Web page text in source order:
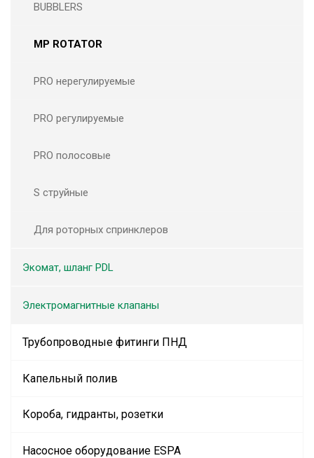
BUBBLERS
MP ROTATOR
PRO нерегулируемые
PRO регулируемые
PRO полосовые
S струйные
Для роторных спринклеров
Экомат, шланг PDL
Электромагнитные клапаны
Трубопроводные фитинги ПНД
Капельный полив
Короба, гидранты, розетки
Насосное оборудование ESPA